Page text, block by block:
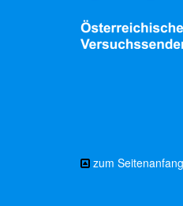
zum Seitenanfang